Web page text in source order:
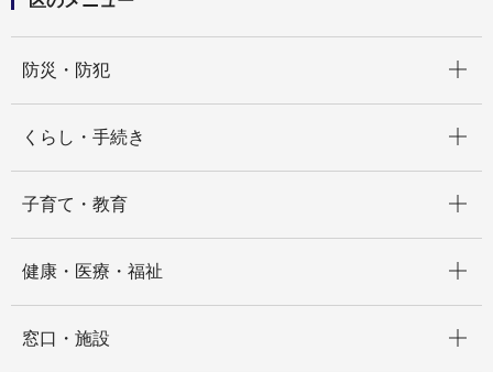
防災・防犯
くらし・手続き
子育て・教育
健康・医療・福祉
窓口・施設